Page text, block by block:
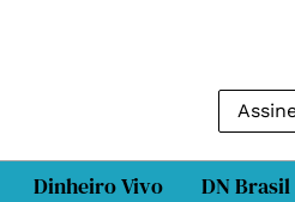
Dinheiro Vivo DN Brasil